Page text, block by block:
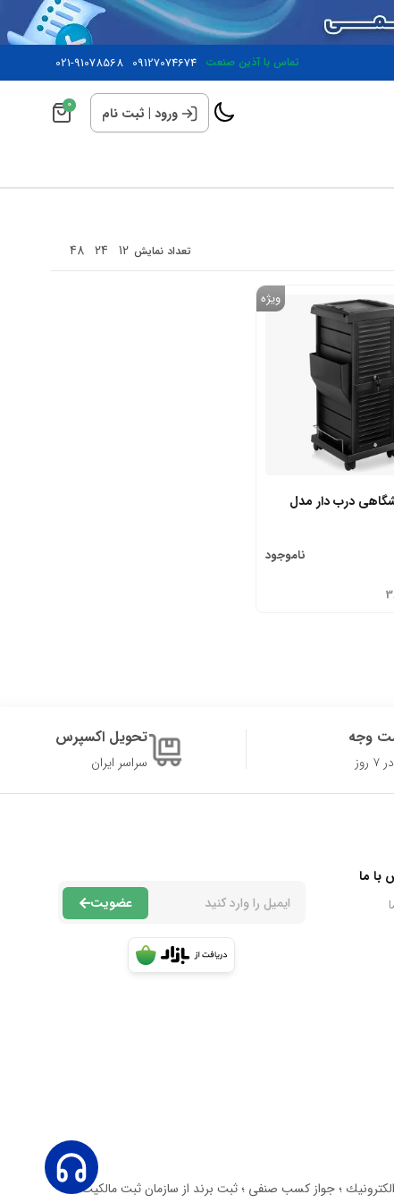
تماس با آذین صنعت 09127074674
021-91078568
ورود | ثبت نام 0
تعداد نمایش 12
24
48
ویژه
درب دار مدل
ناموجود
وجه تحویل اکسپرس
سراسر ایران
با ما
عضویت
دارد. داراى نماد اعتماد الكترونيك ؛ جواز كسب صنفى ؛ ثبت برند از سازمان ثبت مالكيت